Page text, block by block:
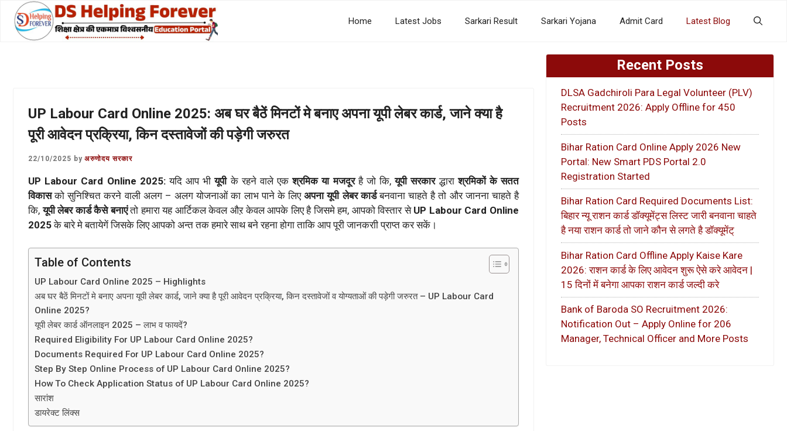
content
Home Latest Jobs Sarkari Result Sarkari Yojana Admit Card Latest Blog
UP Labour Card Online 2025: अब घर बैठें मिनटों मे बनाए अपना यूपी लेबर कार्ड, जाने क्या है
पूरी आवेदन प्रक्रिया, किन दस्तावेजों की पड़ेगी जरुरत
22/10/2025 byअरुणोदय सरकार
UP Labour Card Online 2025:यदि आप भी यूपीके रहने वाले एक श्रमिक या मजदूरहै जो कि,यूपी सरकारद्धाराश्रमिकोंके सतत
विकासको सुनिश्चित करने वाली अलग – अलग योजनाओं का लाभ पाने के लिएअपना यूपी लेबर कार्डबनवाना चाहते है तो और जानना चाहते है
कि,यूपी लेबर कार्ड कैसे बनाएंतो हमारा यह आर्टिकल केवल औऱ केवल आपके लिए है जिसमे हम, आपको विस्तार से UP Labour Card Online
2025के बारे मे बतायेगें जिसके लिए आपको अन्त तक हमारे साथ बने रहना होगा ताकि आप पूरी जानकराी प्राप्त कर सकें।
Table of Contents
UP Labour Card Online 2025 – Highlights
अब घर बैठें मिनटों मे बनाए अपना यूपी लेबर कार्ड, जाने क्या है पूरी आवेदन प्रक्रिया, किन दस्तावेजों व योग्यताओं की पड़ेगी जरुरत – UP Labour Card
Online 2025?
यूपी लेबर कार्ड ऑनलाइन 2025 – लाभ व फायदें?
Required Eligibility For UP Labour Card Online 2025?
Documents Required For UP Labour Card Online 2025?
Step By Step Online Process of UP Labour Card Online 2025?
How To Check Application Status of UP Labour Card Online 2025?
सारांश
डायरेक्ट लिंक्स
Recent Posts
DLSA Gadchiroli Para Legal Volunteer (PLV)
Recruitment 2026: Apply Offline for 450
Posts
Bihar Ration Card Online Apply 2026 New
Portal: New Smart PDS Portal 2.0
Registration Started
Bihar Ration Card Required Documents List:
बिहार न्यू राशन कार्ड डॉक्यूमेंट्स लिस्ट जारी बनवाना चाहते
है नया राशन कार्ड तो जाने कौन से लगते है डॉक्यूमेंट्
Bihar Ration Card Offline Apply Kaise Kare
2026: राशन कार्ड के लिए आवेदन शुरू ऐसे करे आवेदन |
15 दिनों में बनेगा आपका राशन कार्ड जल्दी करे
Bank of Baroda SO Recruitment 2026:
Notification Out – Apply Online for 206
Manager, Technical Officer and More Posts